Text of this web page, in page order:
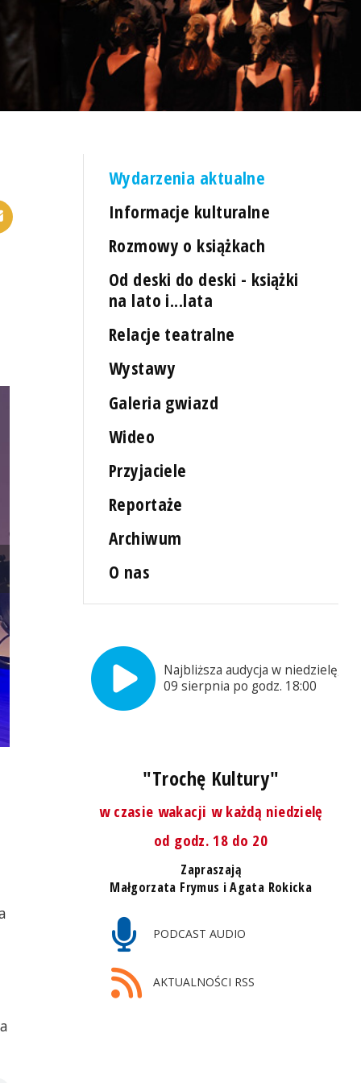
Wydarzenia aktualne
Informacje kulturalne
Rozmowy o książkach
Od deski do deski - książki
na lato i...lata
Relacje teatralne
Wystawy
Galeria gwiazd
Wideo
Przyjaciele
Reportaże
Archiwum
O nas
Najbliższa audycja w niedzielę,
09 sierpnia po godz. 18:00
"Trochę Kultury"
w czasie wakacji w każdą niedzielę
od godz. 18 do 20
Zapraszają
Małgorzata Frymus i Agata Rokicka
PODCAST AUDIO
AKTUALNOŚCI RSS